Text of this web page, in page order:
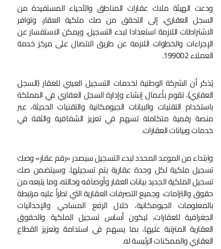
ودعت الهيئة ملاك عقارات المناطق والأحياء المستفيدة من
السجل العقاري، إلى التحقق من صك ملكية العقار، وتوافر
الاشتراطات اللازمة استعدادا لبدء التسجيل. ويمكن الاستفسار عن
الإجراءات والخطوات اللازمة عن طريق الاتصال على مركز خدمة
العملاء 199002.
يُذكر أن الشركة الوطنية لخدمات التسجيل العيني للعقار (السجل
العقاري)، تقوم بأعمال إنشاء وإدارة السجل العقاري في المملكة
باستخدام التقنيات والبيانات الجيومكانية والتقنيات الحديثة، عبر
منصة رقمية متكاملة تسهم في تعزيز الشفافية والثقة في
خدمات وبيانات العقارات.
وابتداء من الموعد المحدد لبدء التسجيل سيصدر «رقم عقار» وصك
تسجيل ملكية لكل وحدة عقارية يتم تسجيلها. وسيتضمن صك
تسجيل الملكية الجديد بيانات العقار وأوصافه وحالته، وما يتبعه من
حقوق والتزامات، وجميع التصرفات العقارية التي تطرأ عليه مرتبطة
بالمعلومات الجيومكانية، خلال الرفع المساحي والإحداثيات
الجغرافية للعقارات، ليكون أساس تسجيل الملكية والحقوق
العقارية المترتبة عليها، بما يسهم في استدامة وتعزيز القطاع
العقاري والممكنات الرئيسة له.